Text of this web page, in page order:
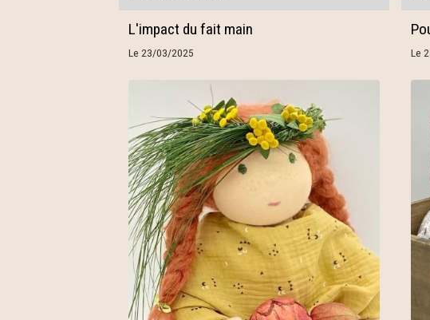
L'impact du fait main
Le 23/03/2025 Le